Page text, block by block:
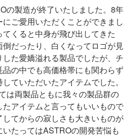
の製造が終了いたしました。8年
ご愛用いただくことができまし
くると中身が飛び出してきた
だったり、白くなってロゴが見
た愛嬌溢れる製品でしたが、チ
品の中でも高価格帯にも関わらず
ていただいたアイテムでした。
は両製品ともに我々の製品群の
アイテムと言ってもいいもので
てからの寂しさも大きいものが
たってはASTROの開発苦悩も